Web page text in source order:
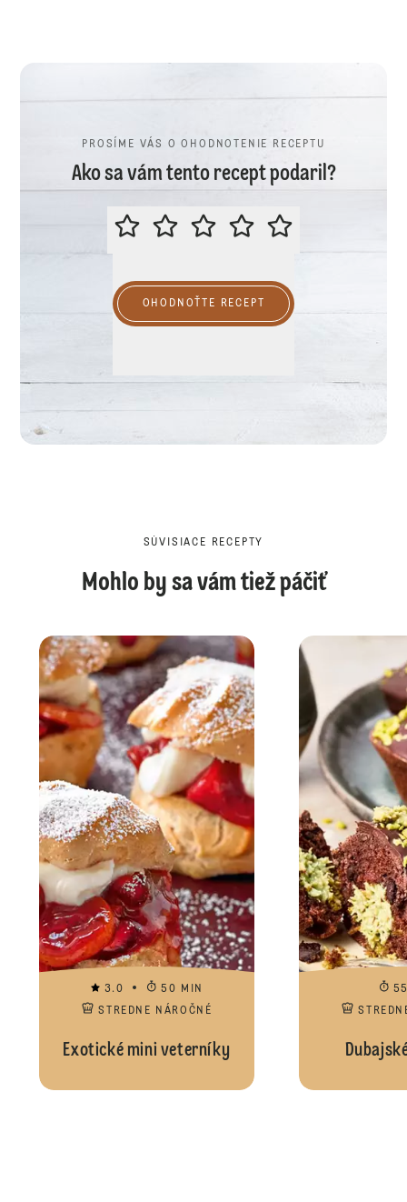
PROSÍME VÁS O OHODNOTENIE RECEPTU
Ako sa vám tento recept podaril?
PROSÍME VÁS O OHODNOTENIE
OHODNOŤTE RECEPT
SÚVISIACE RECEPTY
Mohlo by sa vám tiež páčiť
3.0
50 MIN
STREDNE NÁROČNÉ
Exotické mini veterníky